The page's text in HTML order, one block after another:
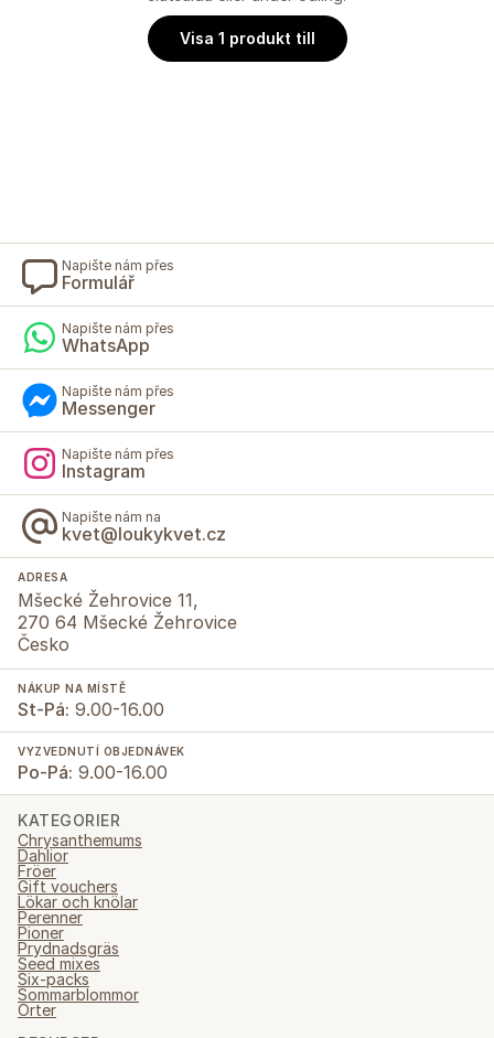
Visa 1 produkt till
Napište nám přes
Formulář
Napište nám přes
WhatsApp
Napište nám přes
Messenger
Napište nám přes
Instagram
Napište nám na
kvet@loukykvet.cz
ADRESA
Mšecké Žehrovice 11,
270 64 Mšecké Žehrovice
Česko
NÁKUP NA MÍSTĚ
St-Pá: 9.00-16.00
VYZVEDNUTÍ OBJEDNÁVEK
Po-Pá: 9.00-16.00
KATEGORIER
Chrysanthemums
Dahlior
Fröer
Gift vouchers
Lökar och knölar
Perenner
Pioner
Prydnadsgräs
Seed mixes
Six-packs
Sommarblommor
Örter